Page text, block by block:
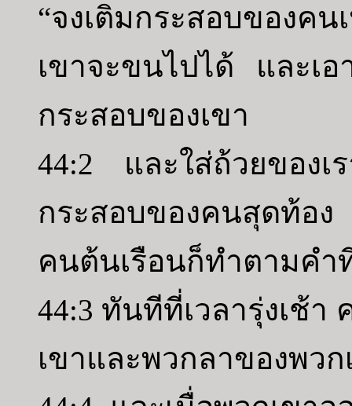
“จงเติมกระสอบของค
เขาจะขนไปได้ และเอ
กระสอบของเขา
44:2 และใส่ถ้วยของ
กระสอบของคนสุดท้อง
คนต้นเรือนก็ทำตามคำ
44:3 ทันทีที่เวลารุ่งเช้
เขาและพวกลาของพวก